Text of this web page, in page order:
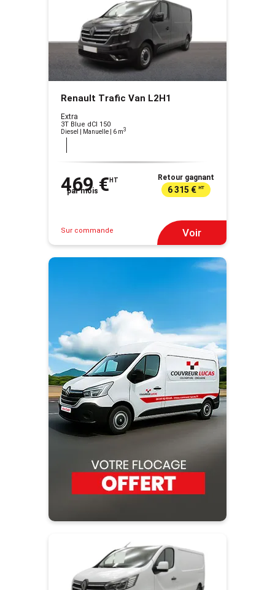
Renault Trafic Van L2H1
Extra
3T Blue dCI 150
Diesel | Manuelle | 6 m3
469 € HT
par mois
Retour gagnant
6 315 € HT
Sur commande Voir